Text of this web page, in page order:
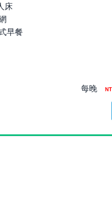
床
早餐
每晚